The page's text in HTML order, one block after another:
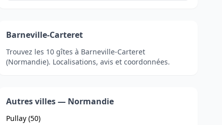
Barneville-Carteret
Trouvez les 10 gîtes à Barneville-Carteret
(Normandie). Localisations, avis et coordonnées.
Autres villes — Normandie
Pullay (50)